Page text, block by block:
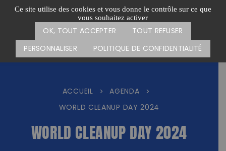
Ce site utilise des cookies et vous donne le contrôle sur ce que
vous souhaitez activer
OK, TOUT ACCEPTER
TOUT REFUSER
PERSONNALISER
POLITIQUE DE CONFIDENTIALITÉ
Passer
Menu
CARTE DES ACTIONS FAIRE UN DON
ACCUEIL > AGENDA
>
WORLD CLEANUP DAY 2024
WORLD CLEANUP DAY 2024